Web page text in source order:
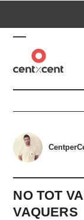
Open
mobile
menu
Close
mobile
menu
NO TOT
VAQUERS